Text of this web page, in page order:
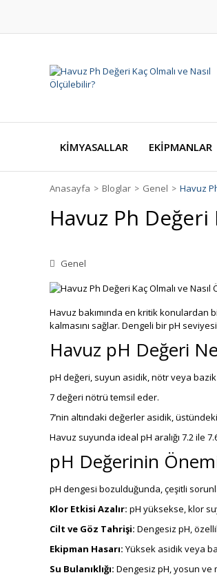
KİMYASALLAR EKİPMANLAR
Anasayfa Bloglar Genel Havuz
Havuz Ph Değeri
Genel
Havuz bakımında en kritik konulardan
kalmasını sağlar. Dengeli bir pH
Havuz pH Değeri
pH değeri, suyun asidik, nötr veya
7 değeri nötrü temsil eder.
7’nin altındaki değerler asidik,
Havuz suyunda ideal pH aralığı 7.2 ile
pH Değerinin
pH dengesi bozulduğunda, çeşitli
Klor Etkisi Azalır: pH yüksekse, klor
Cilt ve Göz Tahrişi: Dengesiz pH,
Ekipman Hasarı: Yüksek asidik veya
Su Bulanıklığı: Dengesiz pH, yosun ve